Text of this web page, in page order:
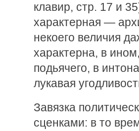
клавир, стр. 17 и
характерная —
некоего величия
характерна, в
подьячего, в
лукавая
Завязка
сценками: в то